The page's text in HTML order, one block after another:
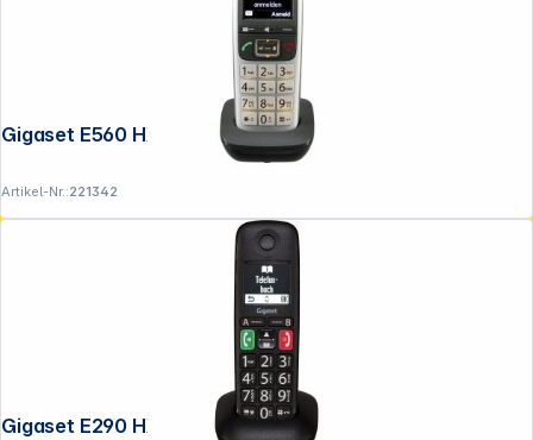
Gigaset E560 HX
Artikel-Nr.:221342
Gigaset E290 HX schwarz